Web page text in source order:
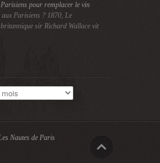
pour remplacer le vin
Parisiens ? 1870, Le
sir Richard Wallace vit
Nautes de Paris